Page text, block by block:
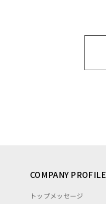
COMPANY PROFILE
トップメッセージ